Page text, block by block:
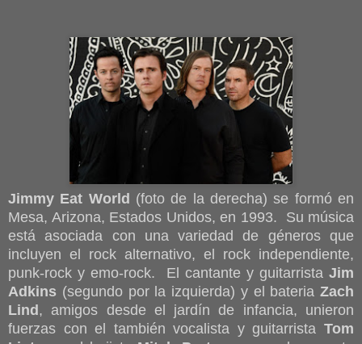
Jimmy Eat World (foto de la derecha) se formó en
Mesa, Arizona, Estados Unidos, en 1993. Su música
está asociada con una variedad de géneros que
incluyen el rock alternativo, el rock independiente,
punk-rock y emo-rock. El cantante y guitarrista Jim
Adkins (segundo por la izquierda) y el bateria Zach
Lind , amigos desde el jardín de infancia, unieron
fuerzas con el también vocalista y guitarrista Tom